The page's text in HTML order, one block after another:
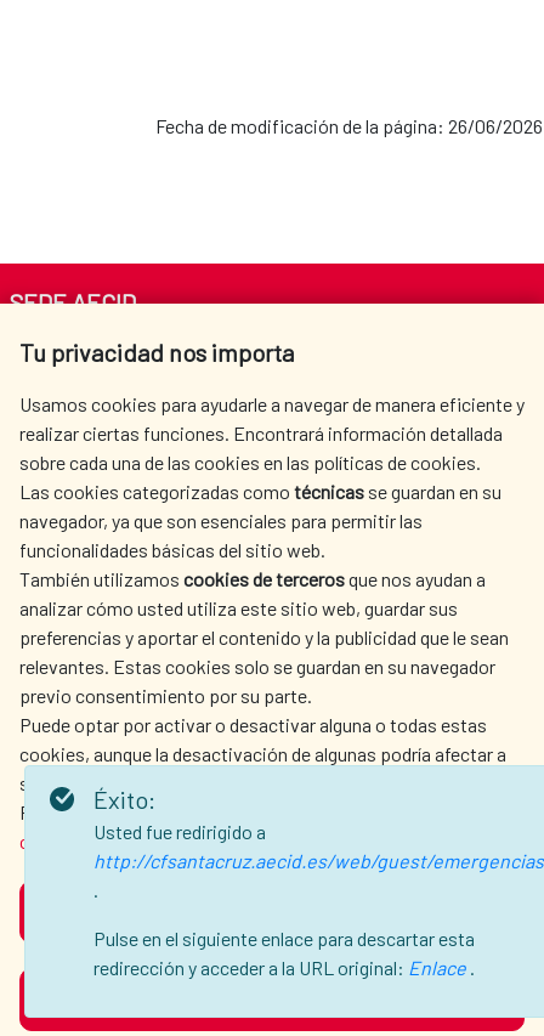
Fecha de modificación de la página: 26/06/2026
Tu privacidad nos importa
Usamos cookies para ayudarle a navegar de manera eficiente y
realizar ciertas funciones. Encontrará información detallada
sobre cada una de las cookies en las políticas de cookies.
Las cookies categorizadas como técnicas se guardan en su
navegador, ya que son esenciales para permitir las
funcionalidades básicas del sitio web.
También utilizamos cookies de tercerosque nos ayudan a
analizar cómo usted utiliza este sitio web, guardar sus
preferencias y aportar el contenido y la publicidad que le sean
relevantes. Estas cookies solo se guardan en su navegador
previo consentimiento por su parte.
Puede optar por activar o desactivar alguna o todas estas
cookies, aunque la desactivación de algunas podría afectar a
su experiencia de navegación.
Para obtener más información, consulte nuestra
cookies
SEDE AECID
Av. Reyes Católicos 4 - 28040 Madrid
centro.informacion@aecid.es
LA AECID
DÓNDE COOPERAMOS
ACCIÓN HUMANITARIA
SALA DE PRENSA
CULTURA Y CIENCIA
BIBLIOTECA
NUESTRAS REDES SOCIALES
POLÍTICA DE COOKIES
GUÍA DE NAVEGACIÓN
Éxito:
Usted fue redirigido a
http://cfsantacruz.aecid.es/web/guest/emergencias
.
Pulse en el siguiente enlace para descartar esta
redirección y acceder a la URL original: Enlace .